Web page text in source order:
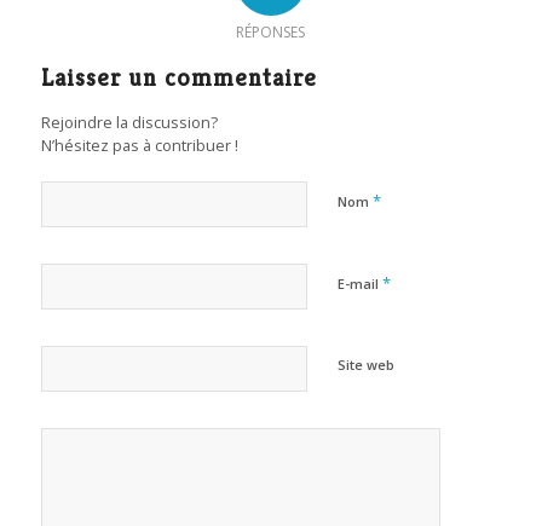
RÉPONSES
Laisser un commentaire
Rejoindre la discussion?
N’hésitez pas à contribuer !
Nom *
E-mail *
Site web